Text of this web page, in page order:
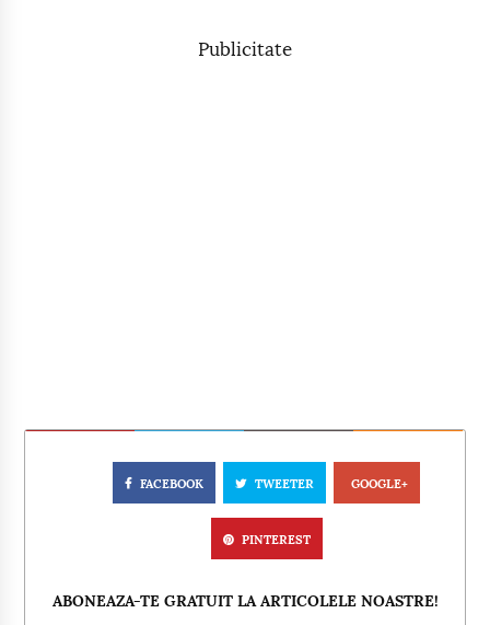
Publicitate
FACEBOOK TWEETER GOOGLE+
PINTEREST
ABONEAZA-TE GRATUIT LA ARTICOLELE NOASTRE!